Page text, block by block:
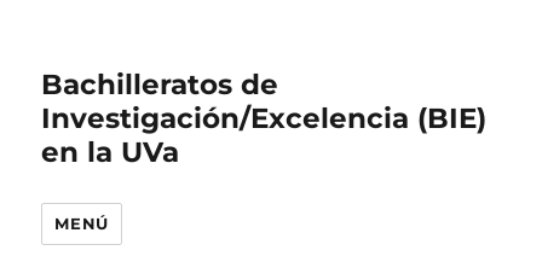
Bachilleratos de
Investigación/Excelencia (BIE)
en la UVa
MENÚ